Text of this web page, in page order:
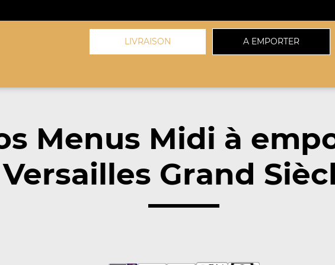
LIVRAISON A EMPORTER
Menus Midi à
Grand